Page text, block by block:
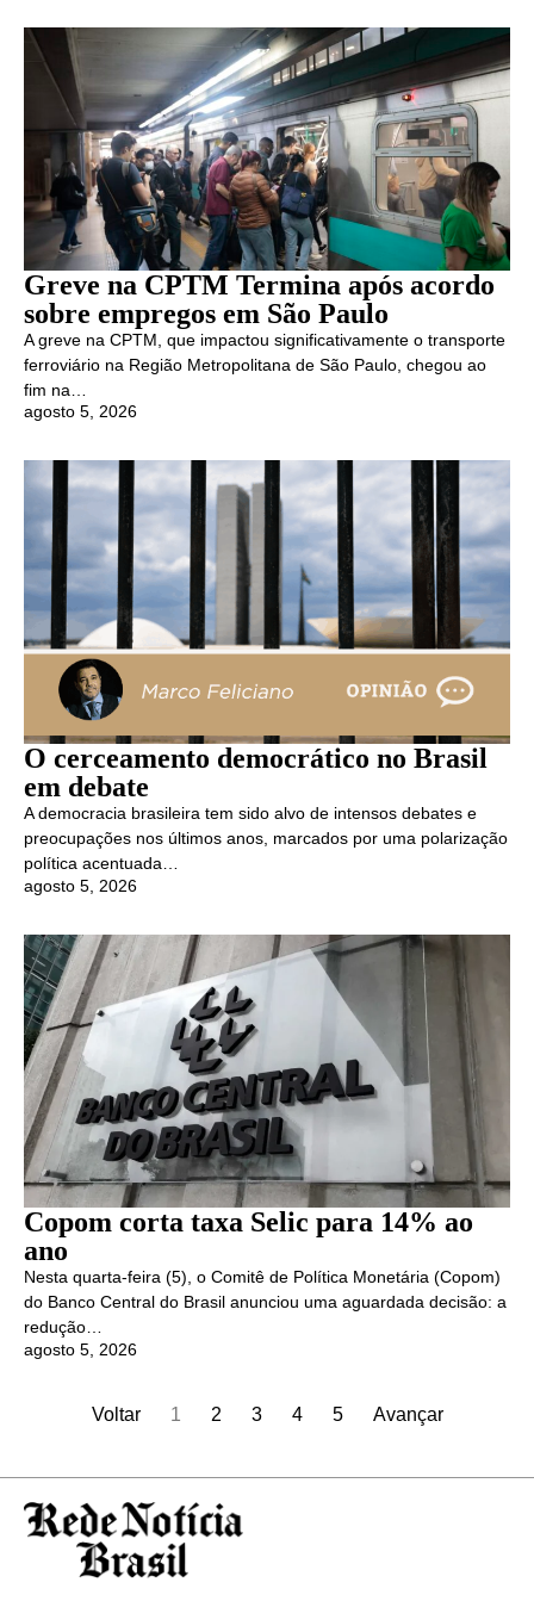
Greve na CPTM Termina após acordo
sobre empregos em São Paulo
A greve na CPTM, que impactou significativamente o transporte
ferroviário na Região Metropolitana de São Paulo, chegou ao
fim na…
agosto 5, 2026
O cerceamento democrático no Brasil
em debate
A democracia brasileira tem sido alvo de intensos debates e
preocupações nos últimos anos, marcados por uma polarização
política acentuada…
agosto 5, 2026
Copom corta taxa Selic para 14% ao
ano
Nesta quarta-feira (5), o Comitê de Política Monetária (Copom)
do Banco Central do Brasil anunciou uma aguardada decisão: a
redução…
agosto 5, 2026
Voltar 1 2 3 4 5 Avançar